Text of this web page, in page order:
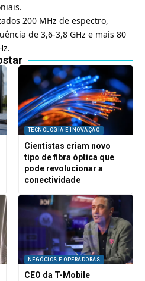
200 MHz de espectro,
de 3,6-3,8 GHz e mais 80
TECNOLOGIA E INOVAÇÃO
Cientistas criam novo
tipo de fibra óptica que
pode revolucionar a
conectividade
NEGÓCIOS E OPERADORAS
CEO da T-Mobile